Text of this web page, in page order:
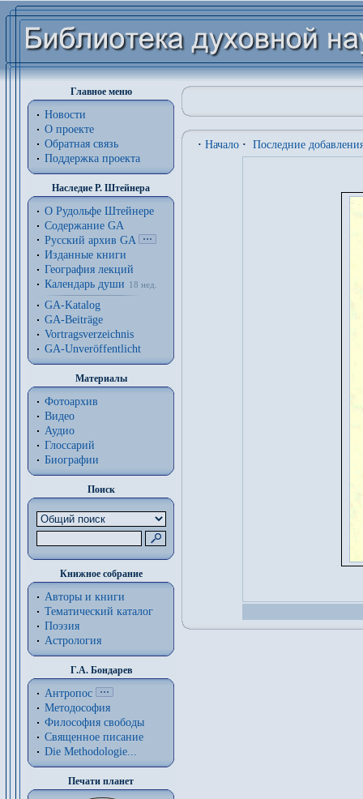
Главное меню
Новости
О проекте
Обратная связь
Поддержка проекта
Наследие Р. Штейнера
О Рудольфе Штейнере
Содержание GA
Русский архив GA
Изданные книги
География лекций
Календарь души
18 нед.
GA-Katalog
GA-Beiträge
Vortragsverzeichnis
GA-Unveröffentlicht
Материалы
Фотоархив
Видео
Аудио
Глоссарий
Биографии
Поиск
Книжное собрание
Авторы и книги
Тематический каталог
Поэзия
Астрология
Г.А. Бондарев
Антропос
Методософия
Философия cвободы
Священное писание
Die Methodologie...
Печати планет
· Начало · Последние